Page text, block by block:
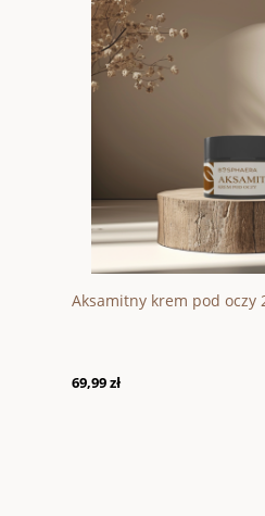
Aksamitny krem pod oczy
69,99 zł